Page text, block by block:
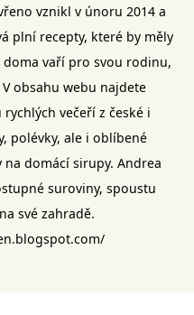
vznikl v únoru 2014 a
plní recepty, které by měly
vaří pro svou rodinu,
obsahu webu najdete
večeří z české i
polévky, ale i oblíbené
domácí sirupy. Andrea
suroviny, spoustu
své zahradě.